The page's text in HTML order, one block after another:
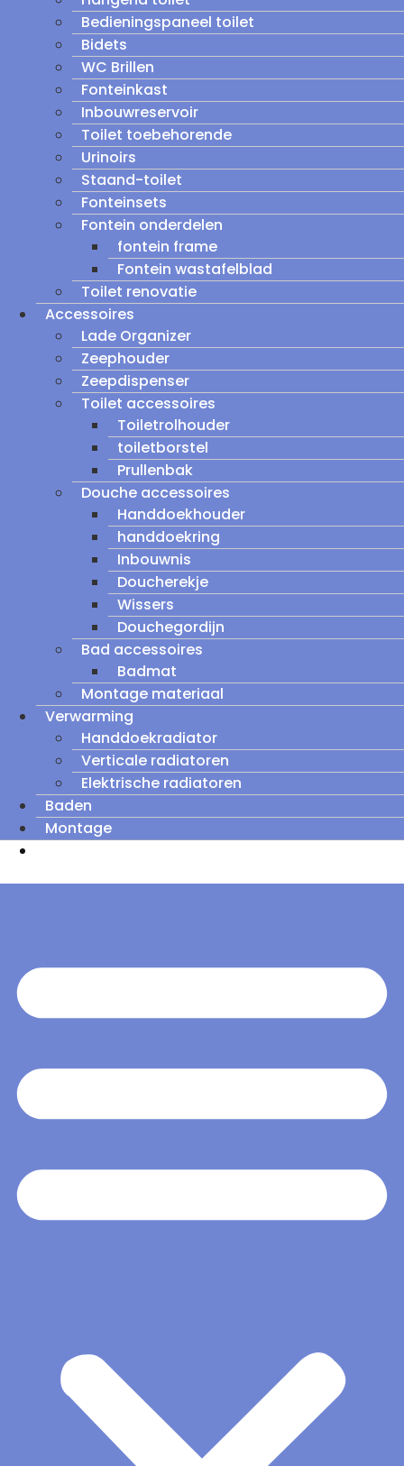
Bedieningspaneel toilet
Bidets
WC Brillen
Fonteinkast
Inbouwreservoir
Toilet toebehorende
Urinoirs
Staand-toilet
Fonteinsets
Fontein onderdelen
fontein frame
Fontein wastafelblad
Toilet renovatie
Accessoires
Lade Organizer
Zeephouder
Zeepdispenser
Toilet accessoires
Toiletrolhouder
toiletborstel
Prullenbak
Douche accessoires
Handdoekhouder
handdoekring
Inbouwnis
Doucherekje
Wissers
Douchegordijn
Bad accessoires
Badmat
Montage materiaal
Verwarming
Handdoekradiator
Verticale radiatoren
Elektrische radiatoren
Baden
Montage